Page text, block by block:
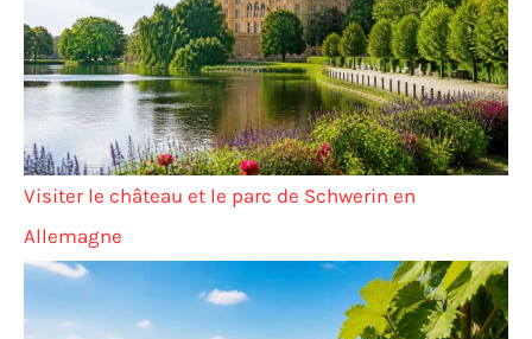
Visiter le château et le parc de Schwerin en
Allemagne